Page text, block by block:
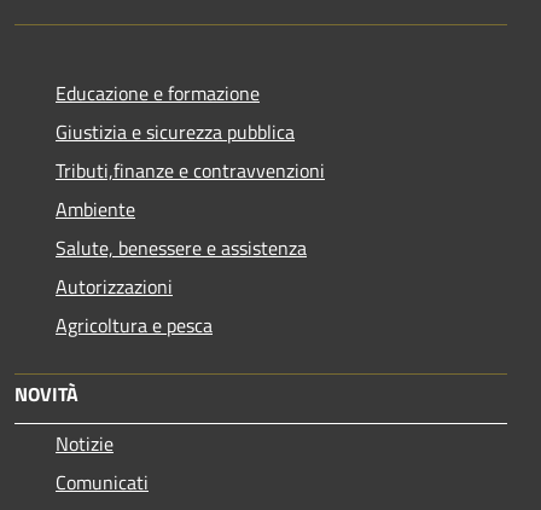
Educazione e formazione
Giustizia e sicurezza pubblica
Tributi,finanze e contravvenzioni
Ambiente
Salute, benessere e assistenza
Autorizzazioni
Agricoltura e pesca
NOVITÀ
Notizie
Comunicati